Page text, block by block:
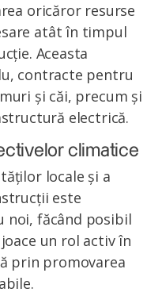
oricăror resurse
atât în timpul
Aceasta
contracte pentru
și căi, precum și
electrică.
climatice
locale și a
este
făcând posibil
un rol activ în
prin promovarea